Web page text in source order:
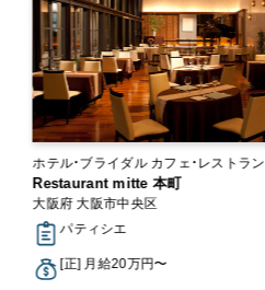
ホテル・ブライダル カフェ・レストラン
Restaurant mitte 本町
大阪府 大阪市中央区
パティシエ
[正] 月給20万円〜